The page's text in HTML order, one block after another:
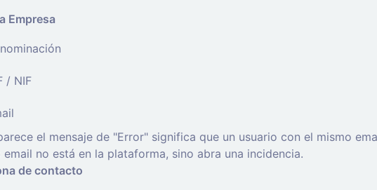
Empresa
el mensaje de "Error" significa que un usuario con el mismo
email no está en la plataforma, sino abra una incidencia.
de contacto